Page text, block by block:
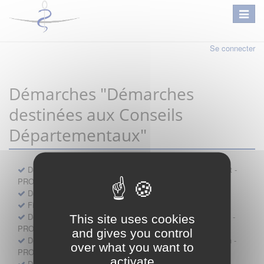
This site uses cookies
and gives you control
over what you want to
activate
Se connecter
Démarches "Démarches
destinées aux Conseils
Départementaux"
Déclaration préalable d'ouverture d'un lieu d'exercice distinct -
PROFESSIONNEL
Demande d'exemption de garde - PROFESSIONNEL
Fiche de signalement d'agression
Demande d’autorisation de se faire assister par un médecin -
PROFESSIONNEL
Demande d'autorisation de tenue de cabinet par un médecin -
PROFESSIONNEL